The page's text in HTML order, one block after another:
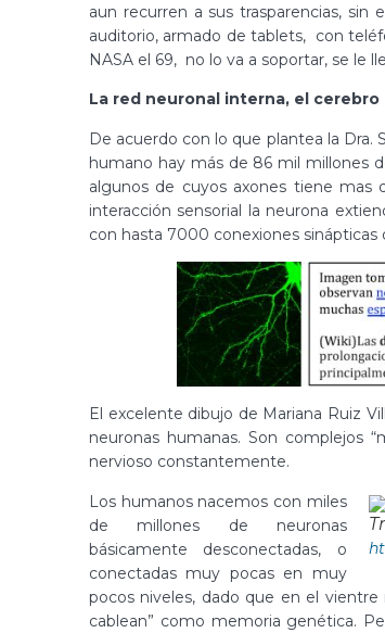
aun recurren a sus trasparencias,
auditorio, armado de tablets, con
NASA el 69, no lo va a soportar, se le
La red neuronal interna, el cerebro
De acuerdo con lo que plantea la Dra.
humano hay más de 86 mil millones
algunos de cuyos axones tiene mas
interacción sensorial la neurona
con hasta 7000 conexiones sinápticas
El excelente dibujo de Mariana Ruiz
neuronas humanas. Son complejos
nervioso constantemente.
Los humanos nacemos con miles
de millones de neuronas
básicamente desconectadas, o
conectadas muy pocas en muy
pocos niveles, dado que en el
cablean” como memoria genética.